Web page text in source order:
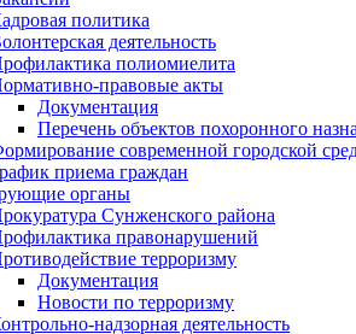
политика
деятельность
полиомиелита
правовые акты
Документация
Перечень объектов похоронного
современной городской
приема граждан
органы
Сунженского района
правонарушений
терроризму
Документация
Новости по терроризму
надзорная деятельность